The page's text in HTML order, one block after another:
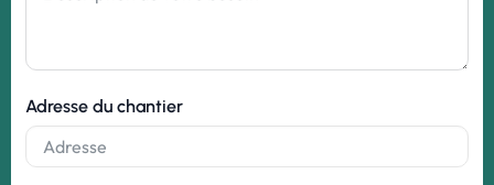
Adresse du chantier